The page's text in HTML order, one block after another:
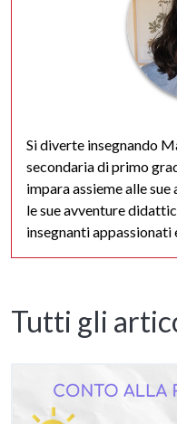
Si diverte insegnando
secondaria di primo
impara assieme alle sue
le sue avventure
insegnanti appassionati
Tutti gli